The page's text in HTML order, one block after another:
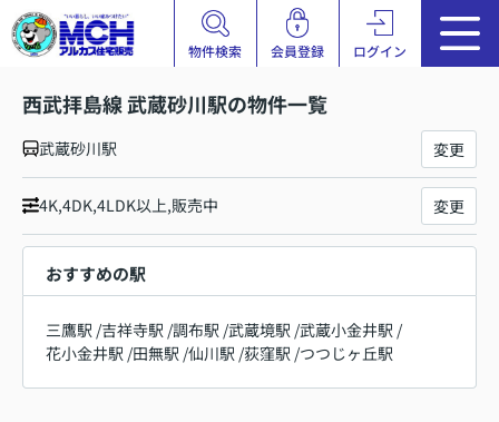
物件検索 会員登録 ログイン
西武拝島線 武蔵砂川駅の物件一覧
武蔵砂川駅 変更
4K,4DK,4LDK以上,販売中 変更
おすすめの駅
三鷹駅 /吉祥寺駅 /調布駅 /武蔵境駅 /武蔵小金井駅 /
花小金井駅 /田無駅 /仙川駅 /荻窪駅 /つつじヶ丘駅